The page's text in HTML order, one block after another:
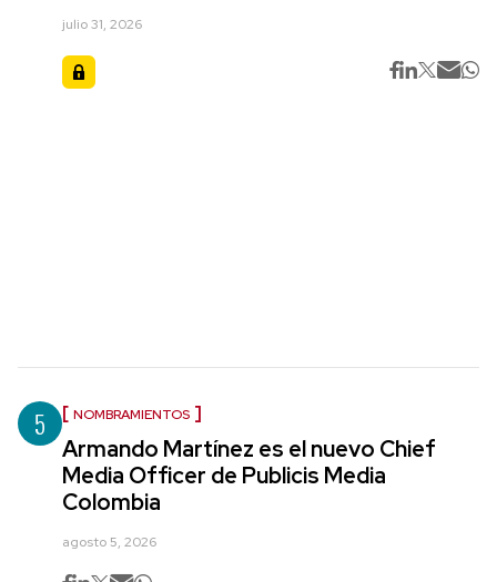
julio 31, 2026
5 NOMBRAMIENTOS
Armando Martínez es el nuevo Chief
Media Officer de Publicis Media
Colombia
agosto 5, 2026